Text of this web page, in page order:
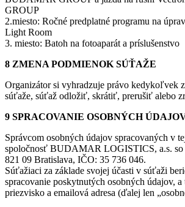
GROUP
2.miesto: Ročné predplatné programu na
Light Room
3. miesto: Batoh na fotoaparát a príslušenstvo
8 ZMENA PODMIENOK SÚŤAŽE
Organizátor si vyhradzuje právo kedykoľvek
súťaže, súťaž odložiť, skrátiť, prerušiť alebo
9 SPRACOVANIE OSOBNÝCH
Správcom osobných údajov spracovaných v
spoločnosť BUDAMAR LOGISTICS, a.s. so
821 09 Bratislava, IČO: 35 736 046.
Súťažiaci za základe svojej účasti v súťaži
spracovanie poskytnutých osobných údajov, a
priezvisko a emailová adresa (ďalej len